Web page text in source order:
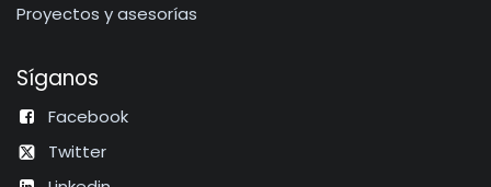
Proyectos y asesorías
Síganos
Facebook
Twitter